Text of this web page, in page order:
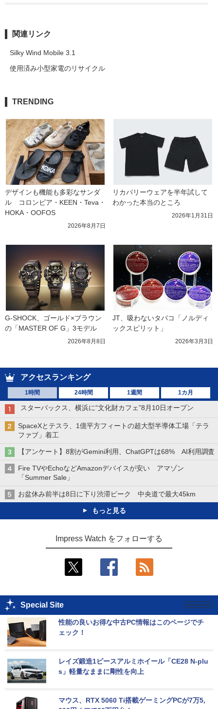
関連リンク
Silky Wind Mobile 3.1
使用済み小型家電のリサイクル
TRENDING
デザインも機能も多彩なサンダ
ル　コロンビア・KEEN・Teva・
HOKA・OOFOS
2026年8月7日
リカバリーウェアを半年試して
わかった本当のところ
2026年1月31日
G-SHOCK、ゴールド×ブラウン
の「MASTER OF G」3モデル
2026年8月8日
JT、吸わないタバコ「ノルディ
ックスピリット」
2026年3月3日
アクセスランキング
1時間 24時間 1週間 1カ月
スターバックス、横浜に“文化財カフェ”8月10日オープン
SpaceXとテスラ、1億平方フィートの超大型半導体工場「テラ
ファブ」着工
【アンケート】8割がGemini利用、ChatGPTは68% AI利用調査
Fire TVやEchoなどAmazonデバイスが安い アマゾン
「Summer Sale」
お盆休み前半は8日に下り渋滞ピーク 中央道で最大45km
もっと見る
Impress Watch をフォローする
Special Site
性能の良いお得な中古PC情報はこのページでチ
ェック！
レイズ鍛造1ピースアルミホイール「CE28 N-plu
s」軽量なままに剛性を向上
マウス、RTX 5060 Ti搭載ゲーミングPCが7万5,